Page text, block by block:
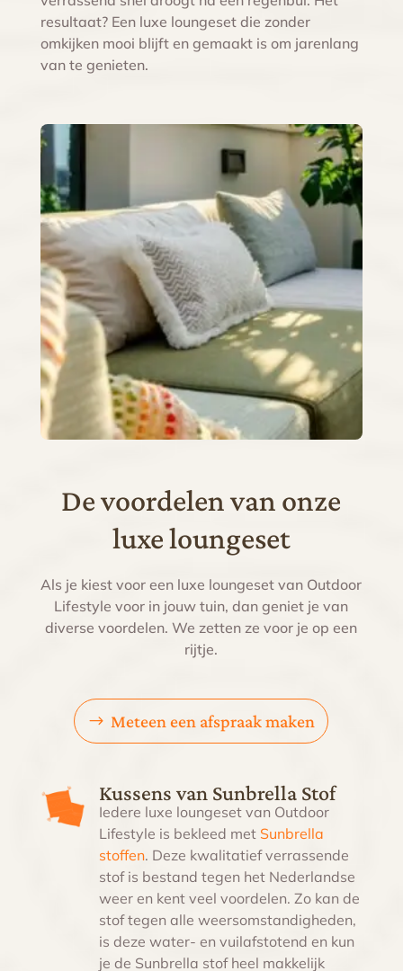
resultaat? Een luxe loungeset die zonder
omkijken mooi blijft en gemaakt is om jarenlang
van te genieten.
De voordelen van onze
luxe loungeset
Als je kiest voor een luxe loungeset van Outdoor
Lifestyle voor in jouw tuin, dan geniet je van
diverse voordelen. We zetten ze voor je op een
rijtje.
Meteen een afspraak maken
Kussens van Sunbrella Stof
Iedere luxe loungeset van Outdoor
Lifestyle is bekleed met Sunbrella
stoffen. Deze kwalitatief verrassende
stof is bestand tegen het Nederlandse
weer en kent veel voordelen. Zo kan de
stof tegen alle weersomstandigheden,
is deze water- en vuilafstotend en kun
je de Sunbrella stof heel makkelijk